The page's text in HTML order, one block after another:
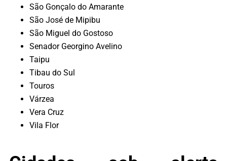
São Gonçalo do Amarante
São José de Mipibu
São Miguel do Gostoso
Senador Georgino Avelino
Taipu
Tibau do Sul
Touros
Várzea
Vera Cruz
Vila Flor